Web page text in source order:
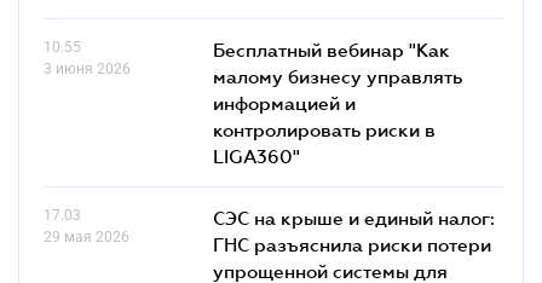
10.55
3 июня 2026
Бесплатный вебинар "Как
малому бизнесу управлять
информацией и
контролировать риски в
LIGA360"
17.03
29 мая 2026
СЭС на крыше и единый налог:
ГНС разъяснила риски потери
упрощенной системы для